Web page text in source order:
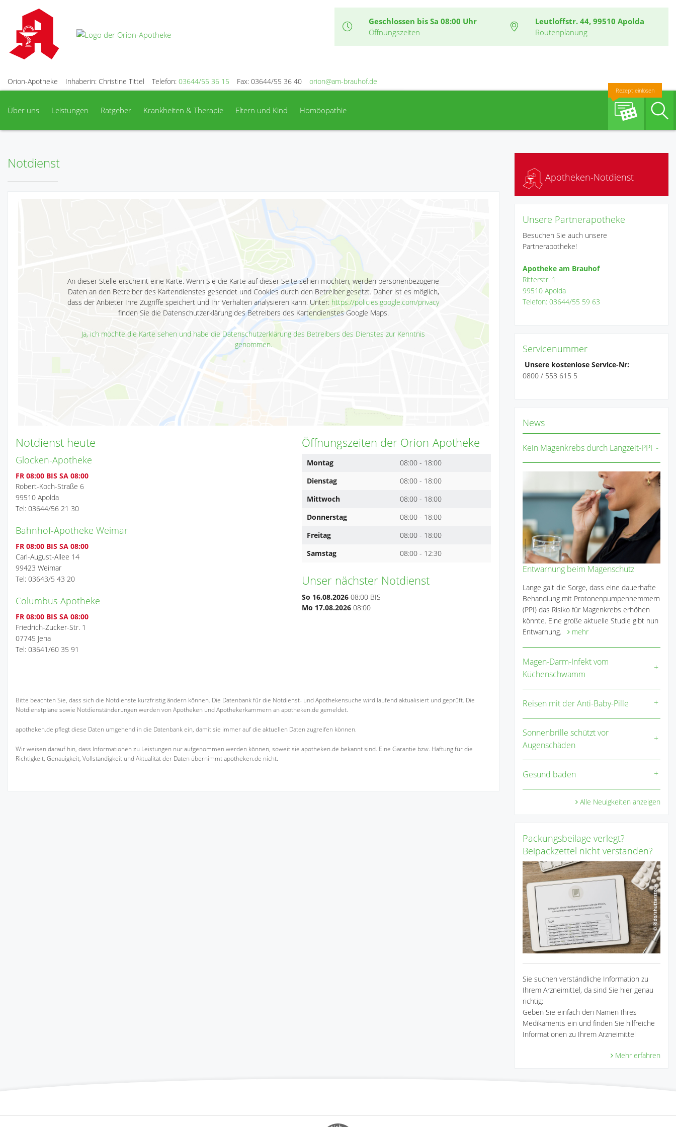
Geschlossen bis Sa 08:00 Uhr
Öffnungszeiten
Leutloffstr. 44, 99510 Apolda
Routenplanung
Orion-Apotheke Inhaberin: Christine Tittel Telefon: 03644/55 36 15 Fax: 03644/55 36 40 orion@am-brauhof.de
Über uns Leistungen Ratgeber Krankheiten & Therapie Eltern und Kind Homöopathie
Rezept einlösen
Notdienst
An dieser Stelle erscheint eine Karte. Wenn Sie die Karte auf dieser Seite sehen möchten, werden personenbezogene
Daten an den Betreiber des Kartendienstes gesendet und Cookies durch den Betreiber gesetzt. Daher ist es möglich,
dass der Anbieter Ihre Zugriffe speichert und Ihr Verhalten analysieren kann. Unter: https://policies.google.com/privacy
finden Sie die Datenschutzerklärung des Betreibers des Kartendienstes Google Maps.
Ja, ich möchte die Karte sehen und habe die Datenschutzerklärung des Betreibers des Dienstes zur Kenntnis
genommen.
Notdienst heute
Glocken-Apotheke
FR 08:00 BIS SA 08:00
Robert-Koch-Straße 6
99510 Apolda
Tel: 03644/56 21 30
Bahnhof-Apotheke Weimar
FR 08:00 BIS SA 08:00
Carl-August-Allee 14
99423 Weimar
Tel: 03643/5 43 20
Columbus-Apotheke
FR 08:00 BIS SA 08:00
Friedrich-Zucker-Str. 1
07745 Jena
Tel: 03641/60 35 91
Öffnungszeiten der Orion-Apotheke
Montag
08:00 - 18:00
Dienstag
08:00 - 18:00
Mittwoch
08:00 - 18:00
Donnerstag
08:00 - 18:00
Freitag
08:00 - 18:00
Samstag
08:00 - 12:30
Unser nächster Notdienst
So 16.08.2026 08:00 BIS
Mo 17.08.2026 08:00
Bitte beachten Sie, dass sich die Notdienste kurzfristig ändern können. Die Datenbank für die Notdienst- und Apothekensuche wird laufend aktualisiert und geprüft. Die
Notdienstpläne sowie Notdienständerungen werden von Apotheken und Apothekerkammern an apotheken.de gemeldet.
apotheken.de pflegt diese Daten umgehend in die Datenbank ein, damit sie immer auf die aktuellen Daten zugreifen können.
Wir weisen darauf hin, dass Informationen zu Leistungen nur aufgenommen werden können, soweit sie apotheken.de bekannt sind. Eine Garantie bzw. Haftung für die
Richtigkeit, Genauigkeit, Vollständigkeit und Aktualität der Daten übernimmt apotheken.de nicht.
Apotheken-Notdienst
Unsere Partnerapotheke
Besuchen Sie auch unsere
Partnerapotheke!
Apotheke am Brauhof
Ritterstr. 1
99510 Apolda
Telefon: 03644/55 59 63
Servicenummer
Unsere kostenlose Service-Nr:
0800 / 553 615 5
News
Kein Magenkrebs durch Langzeit-PPI
Entwarnung beim Magenschutz
Lange galt die Sorge, dass eine dauerhafte
Behandlung mit Protonenpumpenhemmern
(PPI) das Risiko für Magenkrebs erhöhen
könnte. Eine große aktuelle Studie gibt nun
Entwarnung.
mehr
Magen-Darm-Infekt vom
Küchenschwamm
Reisen mit der Anti-Baby-Pille
Sonnenbrille schützt vor
Augenschäden
Gesund baden
Alle Neuigkeiten anzeigen
Packungsbeilage verlegt?
Beipackzettel nicht verstanden?
Sie suchen verständliche Information zu
Ihrem Arzneimittel, da sind Sie hier genau
richtig:
Geben Sie einfach den Namen Ihres
Medikaments ein und finden Sie hilfreiche
Informationen zu Ihrem Arzneimittel
Mehr erfahren